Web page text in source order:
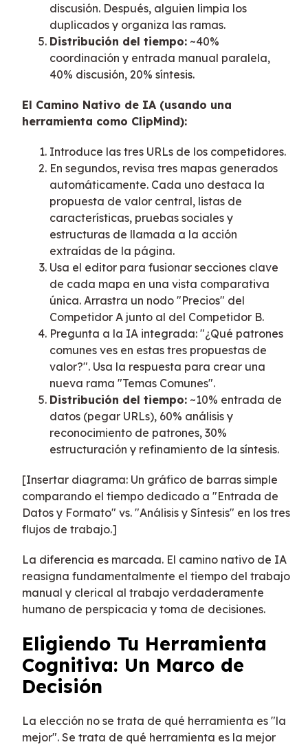
discusión. Después, alguien limpia los
duplicados y organiza las ramas.
Distribución del tiempo: ~40%
coordinación y entrada manual paralela,
40% discusión, 20% síntesis.
El Camino Nativo de IA (usando una
herramienta como ClipMind):
Introduce las tres URLs de los competidores.
En segundos, revisa tres mapas generados
automáticamente. Cada uno destaca la
propuesta de valor central, listas de
características, pruebas sociales y
estructuras de llamada a la acción
extraídas de la página.
Usa el editor para fusionar secciones clave
de cada mapa en una vista comparativa
única. Arrastra un nodo "Precios" del
Competidor A junto al del Competidor B.
Pregunta a la IA integrada: "¿Qué patrones
comunes ves en estas tres propuestas de
valor?". Usa la respuesta para crear una
nueva rama "Temas Comunes".
Distribución del tiempo: ~10% entrada de
datos (pegar URLs), 60% análisis y
reconocimiento de patrones, 30%
estructuración y refinamiento de la síntesis.
[Insertar diagrama: Un gráfico de barras simple
comparando el tiempo dedicado a "Entrada de
Datos y Formato" vs. "Análisis y Síntesis" en los tres
flujos de trabajo.]
La diferencia es marcada. El camino nativo de IA
reasigna fundamentalmente el tiempo del trabajo
manual y clerical al trabajo verdaderamente
humano de perspicacia y toma de decisiones.
Eligiendo Tu Herramienta
Cognitiva: Un Marco de
Decisión
La elección no se trata de qué herramienta es "la
mejor". Se trata de qué herramienta es la mejor